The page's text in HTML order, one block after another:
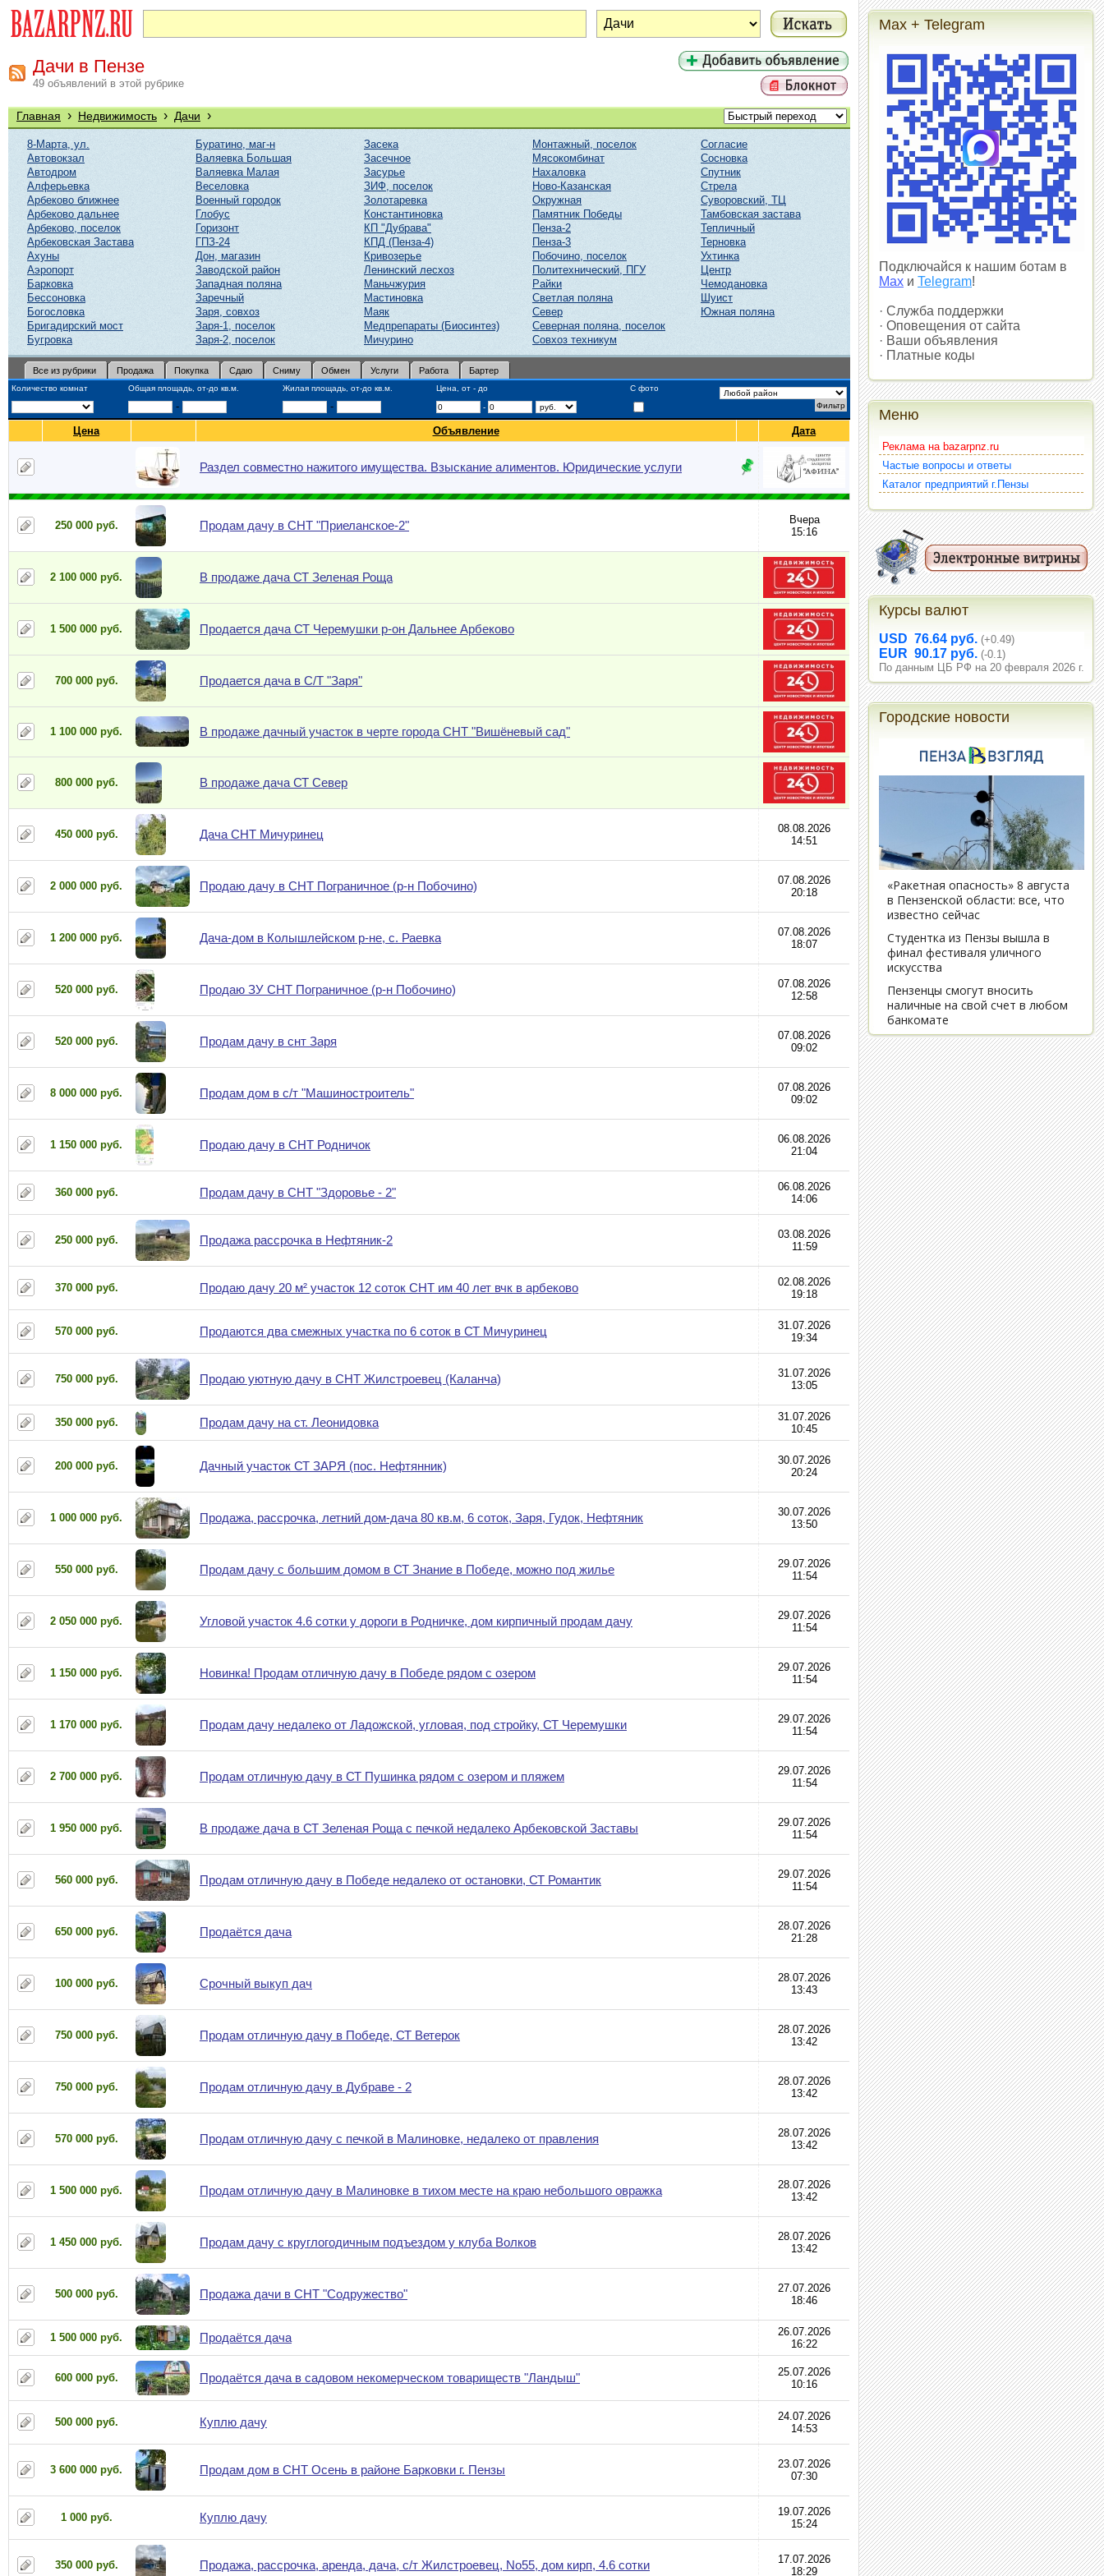
Дачи в Пензе
49 объявлений в этой рубрике
Главная › Недвижимость › Дачи ›
8-Марта, ул.
Автовокзал
Автодром
Алферьевка
Арбеково ближнее
Арбеково дальнее
Арбеково, поселок
Арбековская Застава
Ахуны
Аэропорт
Барковка
Бессоновка
Богословка
Бригадирский мост
Бугровка
Буратино, маг-н
Валяевка Большая
Валяевка Малая
Веселовка
Военный городок
Глобус
Горизонт
ГПЗ-24
Дон, магазин
Заводской район
Западная поляна
Заречный
Заря, совхоз
Заря-1, поселок
Заря-2, поселок
Засека
Засечное
Засурье
ЗИФ, поселок
Золотаревка
Константиновка
КП "Дубрава"
КПД (Пенза-4)
Кривозерье
Ленинский лесхоз
Маньчжурия
Мастиновка
Маяк
Медпрепараты (Биосинтез)
Мичурино
Монтажный, поселок
Мясокомбинат
Нахаловка
Ново-Казанская
Окружная
Памятник Победы
Пенза-2
Пенза-3
Побочино, поселок
Политехнический, ПГУ
Райки
Светлая поляна
Север
Северная поляна, поселок
Совхоз техникум
Согласие
Сосновка
Спутник
Стрела
Суворовский, ТЦ
Тамбовская застава
Тепличный
Терновка
Ухтинка
Центр
Чемодановка
Шуист
Южная поляна
Все из рубрики Продажа Покупка Сдаю Сниму Обмен Услуги Работа Бартер
Количество комнат Общая площадь, от-до кв.м. Жилая площадь, от-до кв.м. Цена, от - до С фото
- - -
Цена Объявление Дата
Раздел совместно нажитого имущества. Взыскание алиментов. Юридические услуги
250 000 руб. Продам дачу в СНТ "Приеланское-2"
Вчера
15:16
2 100 000 руб. В продаже дача СТ Зеленая Роща
1 500 000 руб. Продается дача СТ Черемушки р-он Дальнее Арбеково
700 000 руб. Продается дача в С/Т "Заря"
1 100 000 руб. В продаже дачный участок в черте города CHT "Вишёневый сад"
800 000 руб. В продаже дача СТ Север
450 000 руб. Дача СНТ Мичуринец
08.08.2026
14:51
2 000 000 руб. Продаю дачу в СНТ Пограничное (р-н Побочино)
07.08.2026
20:18
1 200 000 руб. Дача-дом в Колышлейском р-не, с. Раевка
07.08.2026
18:07
520 000 руб. Продаю ЗУ СНТ Пограничное (р-н Побочино)
07.08.2026
12:58
520 000 руб. Продам дачу в снт Заря
07.08.2026
09:02
8 000 000 руб. Продам дом в с/т "Машиностроитель"
07.08.2026
09:02
1 150 000 руб. Продаю дачу в СНТ Родничок
06.08.2026
21:04
360 000 руб. Продам дачу в СНТ "Здоровье - 2"
06.08.2026
14:06
250 000 руб. Продажа рассрочка в Нефтяник-2
03.08.2026
11:59
370 000 руб. Продаю дачу 20 м² участок 12 соток СНТ им 40 лет вчк в арбеково
02.08.2026
19:18
570 000 руб. Продаются два смежных участка по 6 соток в СТ Мичуринец
31.07.2026
19:34
750 000 руб. Продаю уютную дачу в СНТ Жилстроевец (Каланча)
31.07.2026
13:05
350 000 руб. Продам дачу на ст. Леонидовка
31.07.2026
10:45
200 000 руб. Дачный участок СТ ЗАРЯ (пос. Нефтянник)
30.07.2026
20:24
1 000 000 руб. Продажа, рассрочка, летний дом-дача 80 кв.м, 6 соток, Заря, Гудок, Нефтяник
30.07.2026
13:50
550 000 руб. Продам дачу с большим домом в СТ Знание в Победе, можно под жилье
29.07.2026
11:54
2 050 000 руб. Угловой участок 4.6 сотки у дороги в Родничке, дом кирпичный продам дачу
29.07.2026
11:54
1 150 000 руб. Новинка! Продам отличную дачу в Победе рядом с озером
29.07.2026
11:54
1 170 000 руб. Продам дачу недалеко от Ладожской, угловая, под стройку, СТ Черемушки
29.07.2026
11:54
2 700 000 руб. Продам отличную дачу в СТ Пушинка рядом с озером и пляжем
29.07.2026
11:54
1 950 000 руб. В продаже дача в СТ Зеленая Роща с печкой недалеко Арбековской Заставы
29.07.2026
11:54
560 000 руб. Продам отличную дачу в Победе недалеко от остановки, СТ Романтик
29.07.2026
11:54
650 000 руб. Продаётся дача
28.07.2026
21:28
100 000 руб. Срочный выкуп дач
28.07.2026
13:43
750 000 руб. Продам отличную дачу в Победе, СТ Ветерок
28.07.2026
13:42
750 000 руб. Продам отличную дачу в Дубраве - 2
28.07.2026
13:42
570 000 руб. Продам отличную дачу с печкой в Малиновке, недалеко от правления
28.07.2026
13:42
1 500 000 руб. Продам отличную дачу в Малиновке в тихом месте на краю небольшого овражка
28.07.2026
13:42
1 450 000 руб. Продам дачу с круглогодичным подъездом у клуба Волков
28.07.2026
13:42
500 000 руб. Продажа дачи в СНТ "Содружество"
27.07.2026
18:46
1 500 000 руб. Продаётся дача
26.07.2026
16:22
600 000 руб. Продаётся дача в садовом некомерческом товариществ "Ландыш"
25.07.2026
10:16
500 000 руб. Куплю дачу
24.07.2026
14:53
3 600 000 руб. Продам дом в СНТ Осень в районе Барковки г. Пензы
23.07.2026
07:30
1 000 руб. Куплю дачу
19.07.2026
15:24
350 000 руб. Продажа, рассрочка, аренда, дача, с/т Жилстроевец, No55, дом кирп, 4.6 сотки
17.07.2026
18:29
Max + Telegram
Подключайся к нашим ботам в
Max и Telegram!
· Служба поддержки
· Оповещения от сайта
· Ваши объявления
· Платные коды
Меню
Реклама на bazarpnz.ru
Частые вопросы и ответы
Каталог предприятий г.Пензы
Курсы валют
USD 76.64 руб. (+0.49)
EUR 90.17 руб. (-0.1)
По данным ЦБ РФ на 20 февраля 2026 г.
Городские новости